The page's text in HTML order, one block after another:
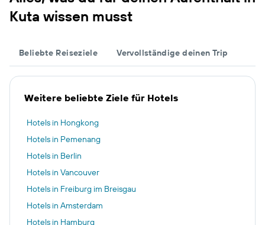
Kuta wissen musst
Beliebte Reiseziele Vervollständige deinen Trip
Weitere beliebte Ziele für Hotels
Hotels in Hongkong
Hotels in Pemenang
Hotels in Berlin
Hotels in Vancouver
Hotels in Freiburg im Breisgau
Hotels in Amsterdam
Hotels in Hamburg